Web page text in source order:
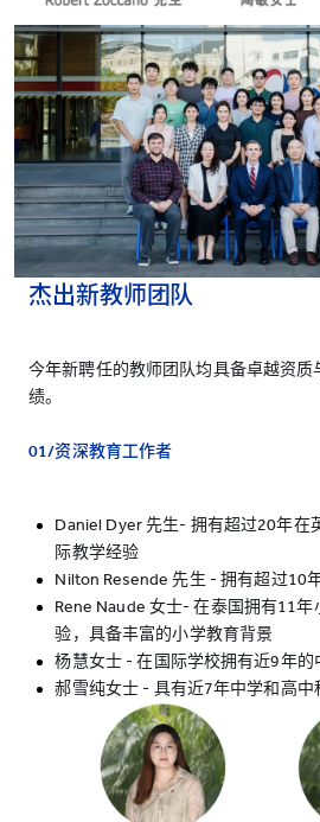
杰出新教师团队
今年新聘任的教师团队均具备卓越资
绩。
01/资深教育工作者
Daniel Dyer 先生- 拥有超过20年在
际教学经验
Nilton Resende 先生 - 拥有超过10
Rene Naude 女士- 在泰国拥有11
验，具备丰富的小学教育背景
杨慧女士 - 在国际学校拥有近9年的
郝雪纯女士 - 具有近7年中学和高